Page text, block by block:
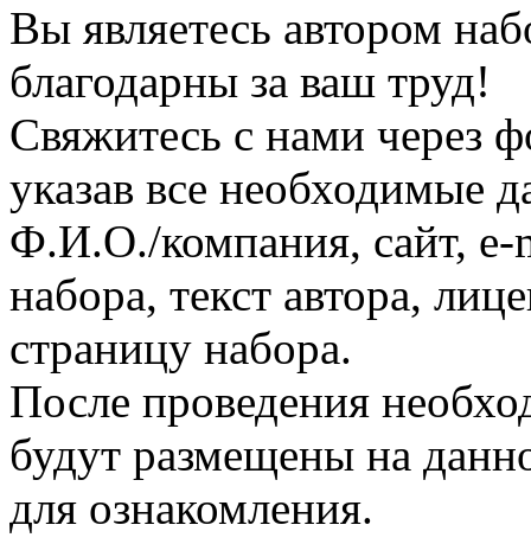
Вы являетесь автором
благодарны за ваш труд!
Свяжитесь с нами через
указав все необходимые
Ф.И.О./компания, сайт, e-
набора, текст автора,
страницу набора.
После проведения
будут размещены на
для ознакомления.